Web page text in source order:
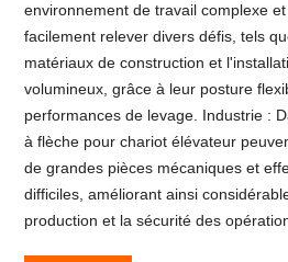
environnement de travail complexe
facilement relever divers défis, tels
matériaux de construction et
volumineux, grâce à leur posture
performances de levage. Industrie :
à flèche pour chariot élévateur
de grandes pièces mécaniques et
difficiles, améliorant ainsi
production et la sécurité des